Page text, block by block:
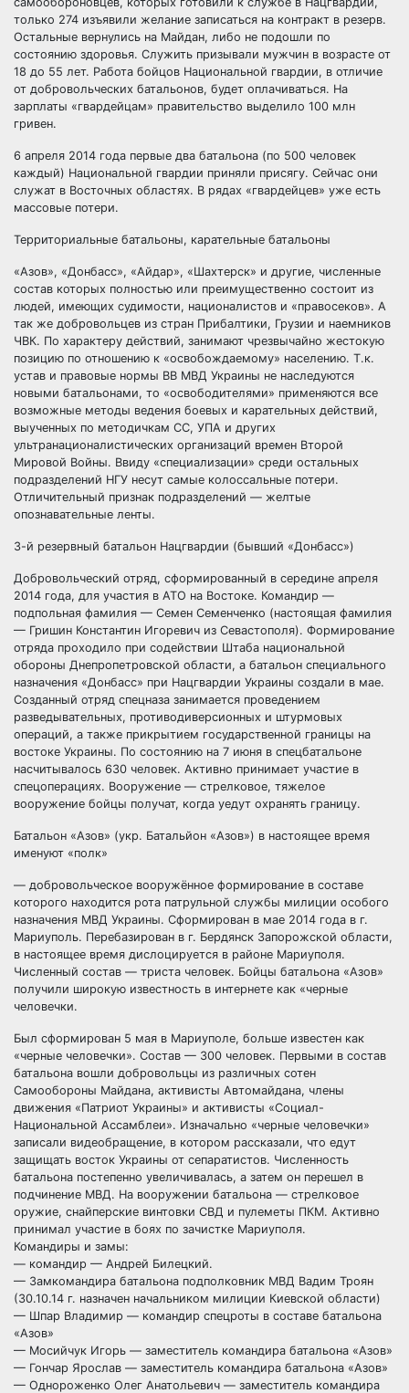
только 274 изъявили желание записаться на контракт в резерв.
Остальные вернулись на Майдан, либо не подошли по
состоянию здоровья. Служить призывали мужчин в возрасте от
18 до 55 лет. Работа бойцов Национальной гвардии, в отличие
от добровольческих батальонов, будет оплачиваться. На
зарплаты «гвардейцам» правительство выделило 100 млн
гривен.
6 апреля 2014 года первые два батальона (по 500 человек
каждый) Национальной гвардии приняли присягу. Сейчас они
служат в Восточных областях. В рядах «гвардейцев» уже есть
массовые потери.
Территориальные батальоны, карательные батальоны
«Азов», «Донбасс», «Айдар», «Шахтерск» и другие, численные
состав которых полностью или преимущественно состоит из
людей, имеющих судимости, националистов и «правосеков». А
так же добровольцев из стран Прибалтики, Грузии и наемников
ЧВК. По характеру действий, занимают чрезвычайно жестокую
позицию по отношению к «освобождаемому» населению. Т.к.
устав и правовые нормы ВВ МВД Украины не наследуются
новыми батальонами, то «освободителями» применяются все
возможные методы ведения боевых и карательных действий,
выученных по методичкам СС, УПА и других
ультранационалистических организаций времен Второй
Мировой Войны. Ввиду «специализации» среди остальных
подразделений НГУ несут самые колоссальные потери.
Отличительный признак подразделений — желтые
опознавательные ленты.
3-й резервный батальон Нацгвардии (бывший «Донбасс»)
Добровольческий отряд, сформированный в середине апреля
2014 года, для участия в АТО на Востоке. Командир —
подпольная фамилия — Семен Семенченко (настоящая фамилия
— Гришин Константин Игоревич из Севастополя). Формирование
отряда проходило при содействии Штаба национальной
обороны Днепропетровской области, а батальон специального
назначения «Донбасс» при Нацгвардии Украины создали в мае.
Созданный отряд спецназа занимается проведением
разведывательных, противодиверсионных и штурмовых
операций, а также прикрытием государственной границы на
востоке Украины. По состоянию на 7 июня в спецбатальоне
насчитывалось 630 человек. Активно принимает участие в
спецоперациях. Вооружение — стрелковое, тяжелое
вооружение бойцы получат, когда уедут охранять границу.
Батальон «Азов» (укр. Батальйон «Азов») в настоящее время
именуют «полк»
— добровольческое вооружённое формирование в составе
которого находится рота патрульной службы милиции особого
назначения МВД Украины. Сформирован в мае 2014 года в г.
Мариуполь. Перебазирован в г. Бердянск Запорожской области,
в настоящее время дислоцируется в районе Мариуполя.
Численный состав — триста человек. Бойцы батальона «Азов»
получили широкую известность в интернете как «черные
человечки.
Был сформирован 5 мая в Мариуполе, больше известен как
«черные человечки». Состав — 300 человек. Первыми в состав
батальона вошли добровольцы из различных сотен
Самообороны Майдана, активисты Автомайдана, члены
движения «Патриот Украины» и активисты «Социал-
Национальной Ассамблеи». Изначально «черные человечки»
записали видеобращение, в котором рассказали, что едут
защищать восток Украины от сепаратистов. Численность
батальона постепенно увеличивалась, а затем он перешел в
подчинение МВД. На вооружении батальона — стрелковое
оружие, снайперские винтовки СВД и пулеметы ПКМ. Активно
принимал участие в боях по зачистке Мариуполя.
Командиры и замы:
— командир — Андрей Билецкий.
— Замкомандира батальона подполковник МВД Вадим Троян
(30.10.14 г. назначен начальником милиции Киевской области)
— Шпар Владимир — командир спецроты в составе батальона
«Азов»
— Мосийчук Игорь — заместитель командира батальона «Азов»
— Гончар Ярослав — заместитель командира батальона «Азов»
— Однороженко Олег Анатольевич — заместитель командира